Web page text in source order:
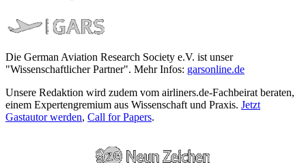
Die German Aviation Research Society e.V. ist unser
"Wissenschaftlicher Partner". Mehr Infos: garsonline.de
Unsere Redaktion wird zudem vom airliners.de-Fachbeirat beraten,
einem Expertengremium aus Wissenschaft und Praxis. Jetzt
Gastautor werden, Call for Papers.